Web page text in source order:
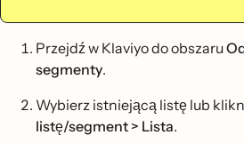
Przejdź w Klaviyo do obszaru
segmenty.
Wybierz istniejącą listę lub
listę/segment > Lista.